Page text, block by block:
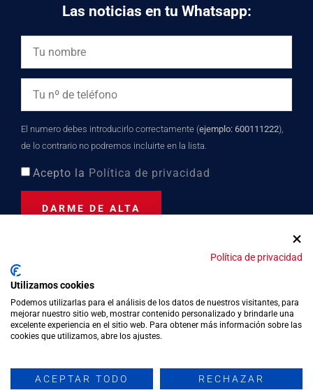
Las noticias en tu Whatsapp:
El numero debes introducirlo correctamente (ejemplo: 600111222),
de lo contrario no podremos incluirte en la lista.
Acepto la Política de privacidad
DARME DE ALTA
Distinción turística desde
2023
Aviso legal
Política de privacidad
Utilizamos cookies
Podemos utilizarlas para el análisis de los datos de nuestros visitantes, para
mejorar nuestro sitio web, mostrar contenido personalizado y brindarle una
excelente experiencia en el sitio web. Para obtener más información sobre las
cookies que utilizamos, abre los ajustes.
ACEPTAR TODO RECHAZAR